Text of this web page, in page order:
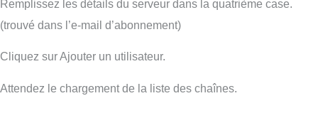
Remplissez les détails du serveur dans la quatrième case.
(trouvé dans l’e-mail d’abonnement)
Cliquez sur Ajouter un utilisateur.
Attendez le chargement de la liste des chaînes.